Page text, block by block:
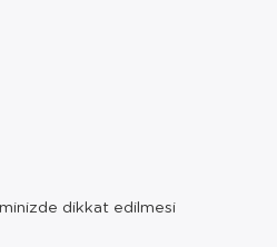
dikkat edilmesi